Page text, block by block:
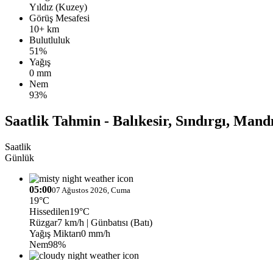
Yıldız (Kuzey)
Görüş Mesafesi
10+ km
Bulutluluk
51%
Yağış
0 mm
Nem
93%
Saatlik Tahmin - Balıkesir, Sındırgı,
Saatlik
Günlük
05:0007 Ağustos 2026, Cuma
19°C
Hissedilen19°C
Rüzgar7 km/h | Günbatısı (Batı)
Yağış Miktarı0 mm/h
Nem98%